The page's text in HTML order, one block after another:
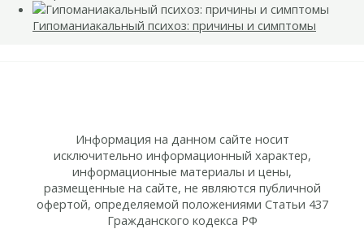
Гипоманиакальный психоз: причины и симптомы
Информация на данном сайте носит
исключительно информационный характер,
информационные материалы и цены,
размещенные на сайте, не являются публичной
офертой, определяемой положениями Статьи 437
Гражданского кодекса РФ